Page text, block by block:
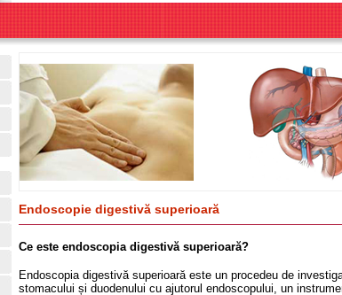
Endoscopie digestivă superioară
Ce este endoscopia digestivă superioară?
Endoscopia digestivă superioară este un procedeu de
stomacului și duodenului cu ajutorul endoscopului, un